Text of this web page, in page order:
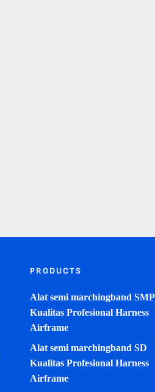
PRODUCTS
Alat semi marchingband SMP
Kualitas Profesional Harness
Airframe
Alat semi marchingband SD
Kualitas Profesional Harness
Airframe